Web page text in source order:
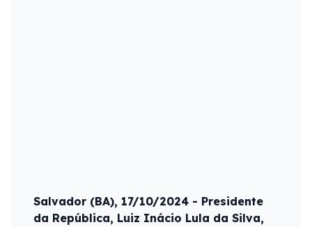
Salvador (BA), 17/10/2024 - Presidente
da República, Luiz Inácio Lula da Silva,